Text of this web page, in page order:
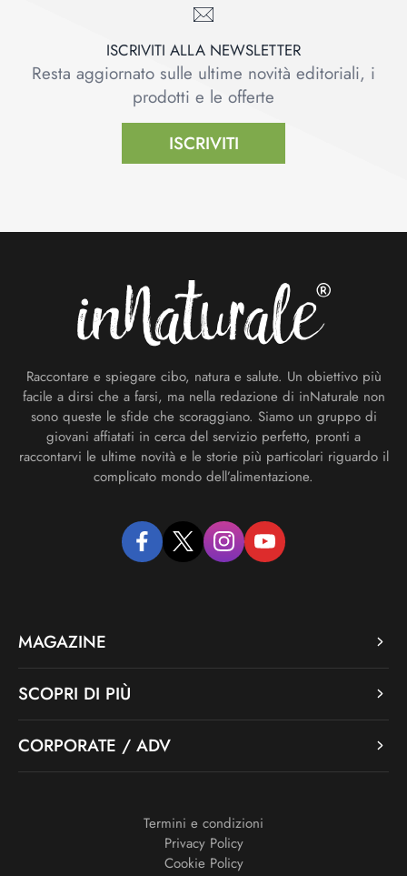
ISCRIVITI ALLA NEWSLETTER
Resta aggiornato sulle ultime novità editoriali, i
prodotti e le offerte
ISCRIVITI
Raccontare e spiegare cibo, natura e salute. Un obiettivo più
facile a dirsi che a farsi, ma nella redazione di inNaturale non
sono queste le sfide che scoraggiano. Siamo un gruppo di
giovani affiatati in cerca del servizio perfetto, pronti a
raccontarvi le ultime novità e le storie più particolari riguardo il
complicato mondo dell’alimentazione.
facebooktwitter instagramyoutube
MAGAZINE
SCOPRI DI PIÙ
CORPORATE / ADV
Termini e condizioni
Privacy Policy
Cookie Policy